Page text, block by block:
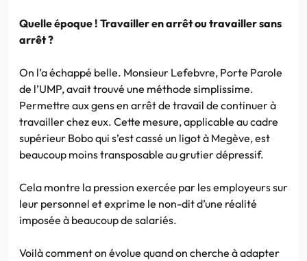
Quelle époque ! Travailler en arrêt ou travailler sans
arrêt ?
On l’a échappé belle. Monsieur Lefebvre, Porte Parole
de l’UMP, avait trouvé une méthode simplissime.
Permettre aux gens en arrêt de travail de continuer à
travailler chez eux. Cette mesure, applicable au cadre
supérieur Bobo qui s’est cassé un ligot à Megève, est
beaucoup moins transposable au grutier dépressif.
Cela montre la pression exercée par les employeurs sur
leur personnel et exprime le non-dit d’une réalité
imposée à beaucoup de salariés.
Voilà comment on évolue quand on cherche à adapter